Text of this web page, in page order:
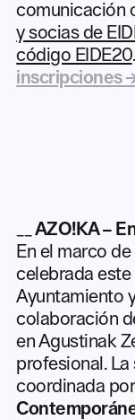
comunicación
y socias de
código EIDE20.
inscripciones
AZO!KA –
En el marco
celebrada este
Ayuntamiento
colaboración
en Agustinak
profesional. La
coordinada